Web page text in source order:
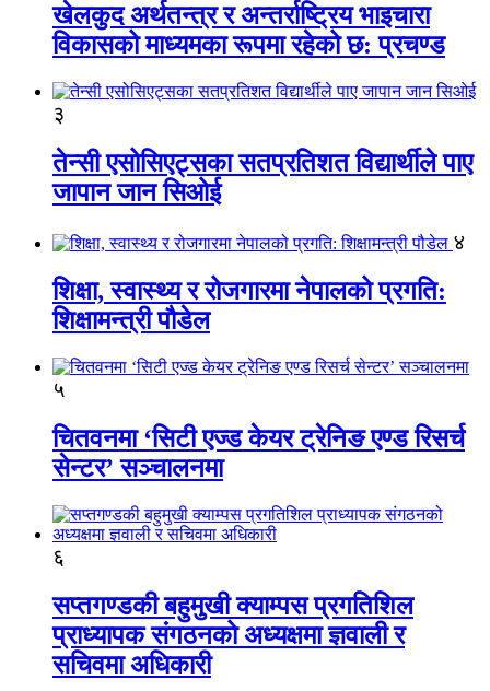
खेलकुद अर्थतन्त्र र अन्तर्राष्ट्रिय भाइचारा
विकासको माध्यमका रूपमा रहेको छ: प्रचण्ड
३
तेन्सी एसोसिएट्सका सतप्रतिशत विद्यार्थीले पाए
जापान जान सिओई
४
शिक्षा, स्वास्थ्य र रोजगारमा नेपालको प्रगति:
शिक्षामन्त्री पौडेल
५
चितवनमा ‘सिटी एज्ड केयर ट्रेनिङ एण्ड रिसर्च
सेन्टर’ सञ्चालनमा
६
सप्तगण्डकी बहुमुखी क्याम्पस प्रगतिशिल
प्राध्यापक संगठनको अध्यक्षमा ज्ञवाली र
सचिवमा अधिकारी